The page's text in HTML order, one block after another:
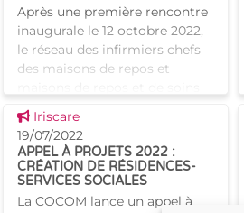
Après une première rencontre
inaugurale le 12 octobre 2022,
le réseau des infirmiers chefs
des maisons de repos et
bruxelloises s'est de nouveau
réuni ce 15 décembre
Voir cette news
Iriscare
19/07/2022
APPEL À PROJETS 2022 :
CRÉATION DE RÉSIDENCES-
SERVICES SOCIALES
La COCOM lance un appel à